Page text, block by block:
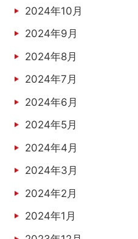
2024年10月
2024年9月
2024年8月
2024年7月
2024年6月
2024年5月
2024年4月
2024年3月
2024年2月
2024年1月